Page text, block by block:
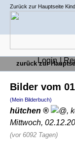
Zurück zur Hauptseite
Login
zurück zur
Bilder vom
(Mein Bilderbuch)
hütchen ,
Mittwoch,
(vor 6092 Tagen)